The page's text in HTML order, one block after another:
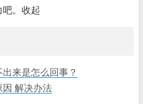
吧。收起
来是怎么回事？
因 解决办法